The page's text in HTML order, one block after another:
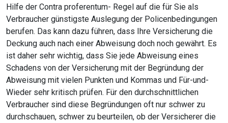
Hilfe der Contra proferentum- Regel auf die für Sie als
Verbraucher günstigste Auslegung der Policenbedingungen
berufen. Das kann dazu führen, dass Ihre Versicherung die
Deckung auch nach einer Abweisung doch noch gewährt. Es
ist daher sehr wichtig, dass Sie jede Abweisung eines
Schadens von der Versicherung mit der Begründung der
Abweisung mit vielen Punkten und Kommas und Für-und-
Wieder sehr kritisch prüfen. Für den durchschnittlichen
Verbraucher sind diese Begründungen oft nur schwer zu
durchschauen, schwer zu beurteilen, ob der Versicherer die